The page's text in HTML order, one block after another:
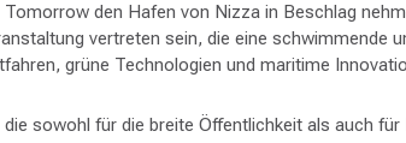
den Hafen von Nizza in Beschlag
vertreten sein, die eine
grüne Technologien und maritime
sowohl für die breite Öffentlichkeit als auch